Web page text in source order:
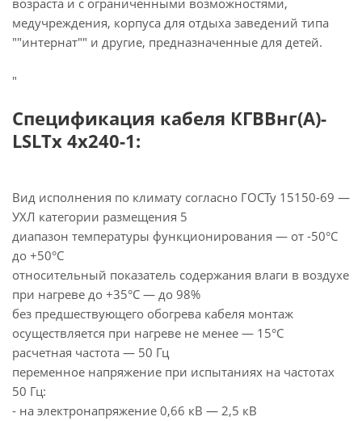
возраста и с ограниченными возможностями,
медучреждения, корпуса для отдыха заведений типа
""интернат"" и другие, предназначенные для детей.
"
Спецификация кабеля КГВВнг(А)-
LSLTx 4х240-1:
Вид исполнения по климату согласно ГОСТу 15150-69 —
УХЛ категории размещения 5
диапазон температуры функционирования — от -50°С
до +50°С
относительный показатель содержания влаги в воздухе
при нагреве до +35°С — до 98%
без предшествующего обогрева кабеля монтаж
осуществляется при нагреве не менее — 15°С
расчетная частота — 50 Гц
переменное напряжение при испытаниях на частотах
50 Гц:
- на электронапряжение 0,66 кВ — 2,5 кВ